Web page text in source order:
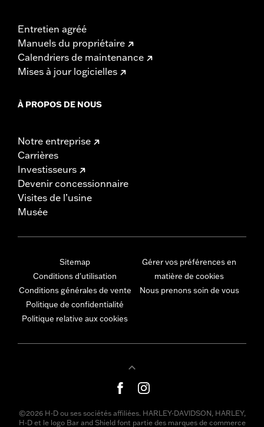
Entretien agréé
Manuels du propriétaire
Calendriers de maintenance
Mises à jour logicielles
À PROPOS DE NOUS
Notre entreprise
Carrières
Investisseurs
Devenir concessionnaire
Visites de l’usine
Musée
Sitemap
Conditions d'utilisation
Conditions générales de vente
Politique de confidentialité
Politique relative aux cookies
Gérer vos préférences en
matière de cookies
Nous prenons soin de vous
©2026 H-D ou ses sociétés affiliées. HARLEY-DAVIDSON, HARLEY,
H-D et le logo Bar and Shield font partie des marques de commerce